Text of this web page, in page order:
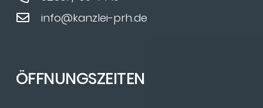
info@kanzlei-prh.de
ÖFFNUNGSZEITEN